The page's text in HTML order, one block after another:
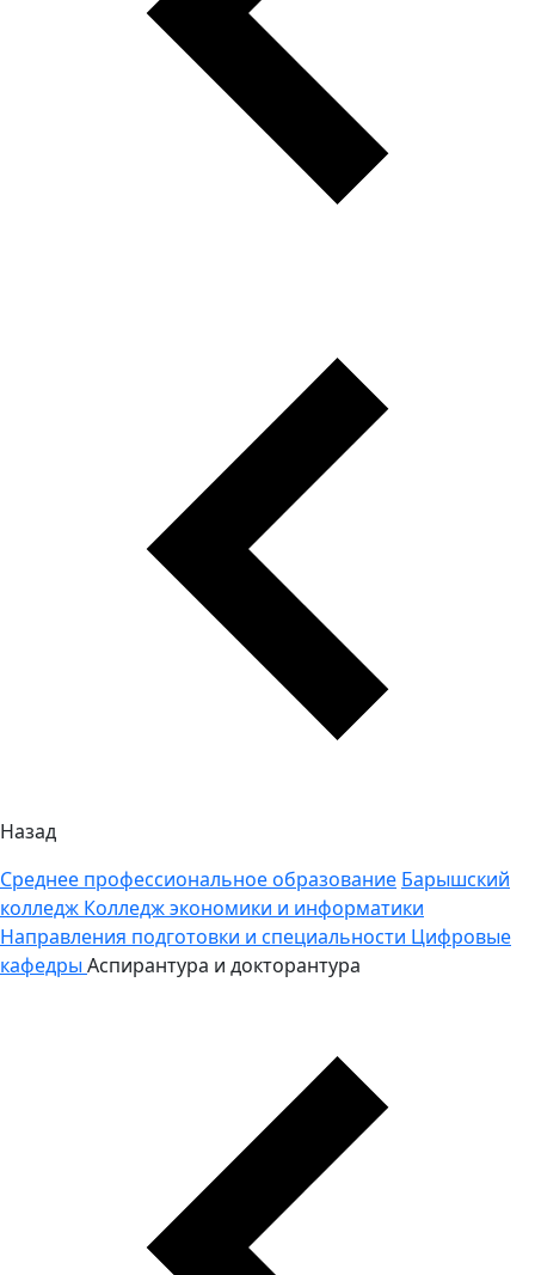
Назад
Среднее профессиональное образование Барышский
колледж Колледж экономики и информатики
Направления подготовки и специальности Цифровые
кафедры Аспирантура и докторантура